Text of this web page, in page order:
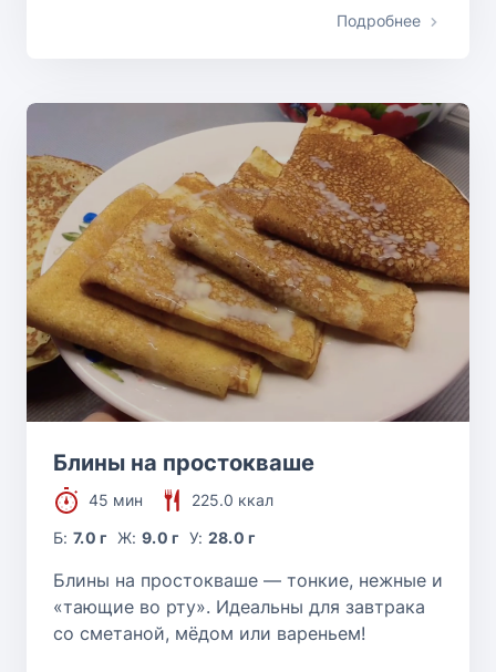
Подробнее
Блины на простокваше
45 мин
225.0 ккал
Б:7.0 г Ж: 9.0 г У: 28.0 г
Блины на простокваше — тонкие, нежные и
«тающие во рту». Идеальны для завтрака
со сметаной, мёдом или вареньем!